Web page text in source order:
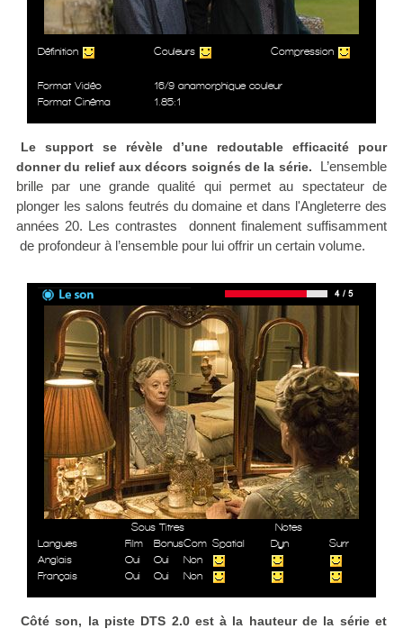
Définition Couleurs Compression
Format Vidéo
16/9 anamorphique couleur
Format Cinéma
1.85:1
Le support se révèle d’une redoutable efficacité pour
donner du relief aux décors soignés de la série.
L’ensemble
brille par une grande qualité qui permet au spectateur de
plonger les salons feutrés du domaine et dans l'Angleterre des
années 20. Les contrastes donnent finalement suffisamment
de profondeur à l’ensemble pour lui offrir un certain volume.
Sous Titres
Notes
Langues
Film BonusCom Spatial Dyn
Surr
Anglais
Oui Oui
Non
Français
Oui Oui Non
Côté son, la piste DTS 2.0 est à la hauteur de la série et